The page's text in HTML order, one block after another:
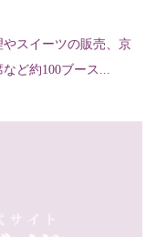
スイーツの販売、京
ど約100ブース...